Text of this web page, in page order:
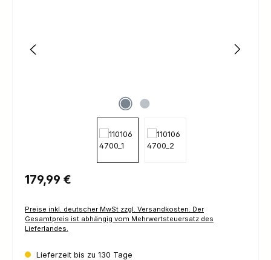
Regulärer Preis:
179,99 €
Preise inkl. deutscher MwSt zzgl. Versandkosten. Der
Gesamtpreis ist abhängig vom Mehrwertsteuersatz des
Lieferlandes.
Lieferzeit bis zu 130 Tage